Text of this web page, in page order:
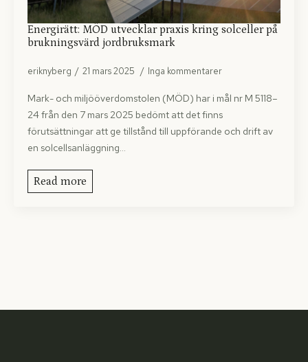
Energirätt: MÖD utvecklar praxis kring solceller på
brukningsvärd jordbruksmark
eriknyberg 21 mars 2025 Inga kommentarer
Mark- och miljööverdomstolen (MÖD) har i mål nr M 5118–
24 från den 7 mars 2025 bedömt att det finns
förutsättningar att ge tillstånd till uppförande och drift av
en solcellsanläggning…
Read more